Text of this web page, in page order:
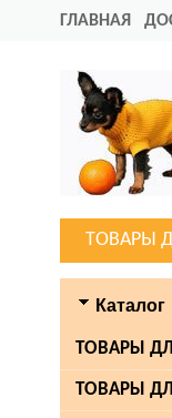
ГЛАВНАЯ
ТОВАРЫ
Каталог
ТОВАРЫ
ТОВАРЫ